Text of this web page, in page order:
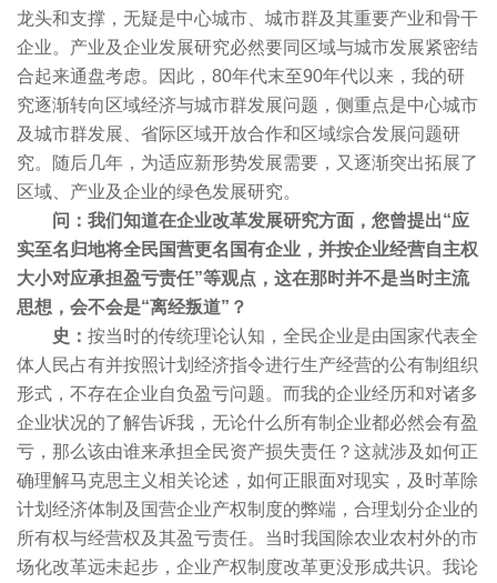
龙头和支撑，无疑是中心城市、城市群及其重要产业和骨干
企业。产业及企业发展研究必然要同区域与城市发展紧密结
合起来通盘考虑。因此，80年代末至90年代以来，我的研
究逐渐转向区域经济与城市群发展问题，侧重点是中心城市
及城市群发展、省际区域开放合作和区域综合发展问题研
究。随后几年，为适应新形势发展需要，又逐渐突出拓展了
区域、产业及企业的绿色发展研究。
问：我们知道在企业改革发展研究方面，您曾提出“应
实至名归地将全民国营更名国有企业，并按企业经营自主权
大小对应承担盈亏责任”等观点，这在那时并不是当时主流
思想，会不会是“离经叛道”？
史： 按当时的传统理论认知，全民企业是由国家代表全
体人民占有并按照计划经济指令进行生产经营的公有制组织
形式，不存在企业自负盈亏问题。而我的企业经历和对诸多
企业状况的了解告诉我，无论什么所有制企业都必然会有盈
亏，那么该由谁来承担全民资产损失责任？这就涉及如何正
确理解马克思主义相关论述，如何正眼面对现实，及时革除
计划经济体制及国营企业产权制度的弊端，合理划分企业的
所有权与经营权及其盈亏责任。当时我国除农业农村外的市
场化改革远未起步，企业产权制度改革更没形成共识。我论